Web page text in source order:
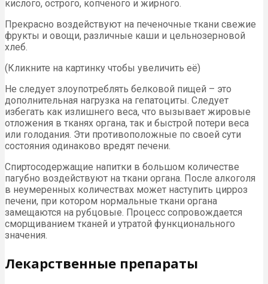
кислого, острого, копченого и жирного.
Прекрасно воздействуют на печеночные ткани свежие
фрукты и овощи, различные каши и цельнозерновой
хлеб.
(Кликните на картинку чтобы увеличить её)
Не следует злоупотреблять белковой пищей – это
дополнительная нагрузка на гепатоциты. Следует
избегать как излишнего веса, что вызывает жировые
отложения в тканях органа, так и быстрой потери веса
или голодания. Эти противоположные по своей сути
состояния одинаково вредят печени.
Спиртосодержащие напитки в большом количестве
пагубно воздействуют на ткани органа. После алкоголя
в неумеренных количествах может наступить цирроз
печени, при котором нормальные ткани органа
замещаются на рубцовые. Процесс сопровождается
сморщиванием тканей и утратой функционального
значения.
Лекарственные препараты